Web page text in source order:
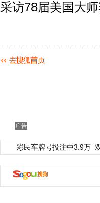
采访78届美国大
广告
彩民车牌号投注中3.9万